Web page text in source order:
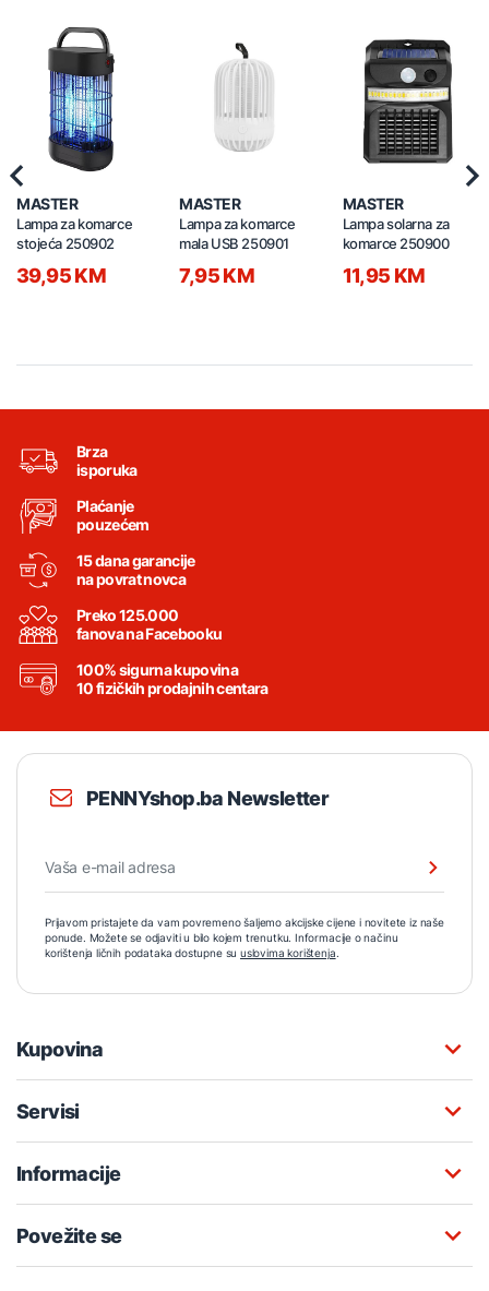
MASTER
Lampa za komarce
stojeća 250902
39,95 KM
MASTER
Lampa za komarce
mala USB 250901
7,95 KM
MASTER
Lampa solarna za
komarce 250900
11,95 KM
Previous
Brza
isporuka
Plaćanje
pouzećem
15 dana garancije
na povrat novca
Preko 125.000
fanova na Facebooku
100% sigurna kupovina
10 fizičkih prodajnih centara
PENNYshop.ba Newsletter
Prijavom pristajete da vam povremeno šaljemo akcijske cijene i novitete iz naše
ponude. Možete se odjaviti u bilo kojem trenutku. Informacije o načinu
korištenja ličnih podataka dostupne su uslovima korištenja.
Kupovina
Servisi
Informacije
Povežite se